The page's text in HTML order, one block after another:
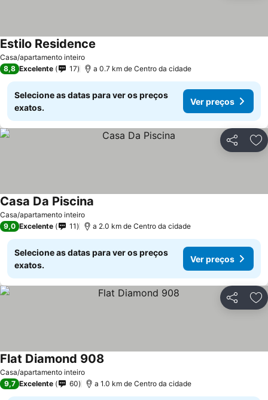
Casa/apartamento inteiro
Estilo Residence
8,8 Excelente 17 a 0.7 km de Centro da cidade
Selecione as datas para ver os preços
exatos.
Ver preços
Partilhar
Casa/apartamento inteiro
Casa Da Piscina
9,0 Excelente 11 a 2.0 km de Centro da cidade
Selecione as datas para ver os preços
exatos.
Ver preços
Partilhar
Casa/apartamento inteiro
Flat Diamond 908
9,7 Excelente 60 a 1.0 km de Centro da cidade